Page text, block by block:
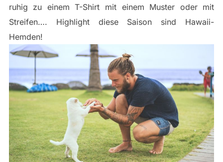
ruhig zu einem T-Shirt mit einem Muster oder mit
Streifen…. Highlight diese Saison sind Hawaii-
Hemden!